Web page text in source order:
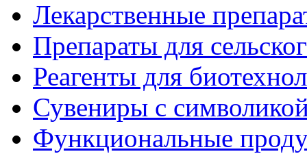
Лекарственные
Препараты для
Реагенты для
Сувениры с
Функциональные